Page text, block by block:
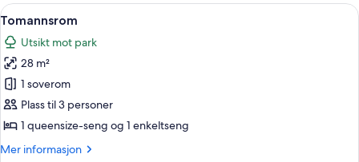
Åpne
alle
bildene
av
Tomannsrom
Tomannsrom | Blendingsgardiner,
8
Tomannsrom
Utsikt mot park
28 m²
1 soverom
Plass til 3 personer
1 queensize-seng og 1 enkeltseng
Mer informasjon
Mer